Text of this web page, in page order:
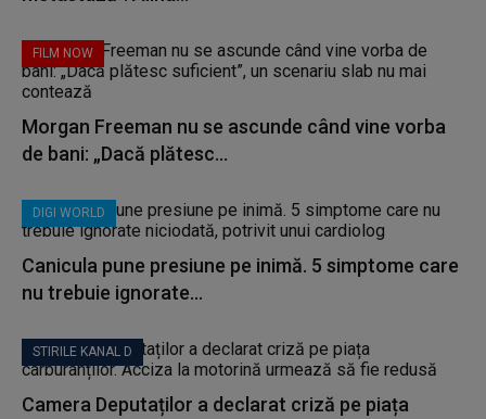
FILM NOW
Morgan Freeman nu se ascunde când vine vorba
de bani: „Dacă plătesc...
DIGI WORLD
Canicula pune presiune pe inimă. 5 simptome care
nu trebuie ignorate...
STIRILE KANAL D
Camera Deputaților a declarat criză pe piața